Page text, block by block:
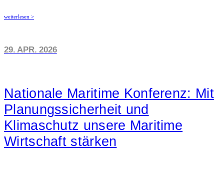
weiterlesen >
29. APR. 2026
Nationale Maritime Konferenz: Mit
Planungssicherheit und
Klimaschutz unsere Maritime
Wirtschaft stärken